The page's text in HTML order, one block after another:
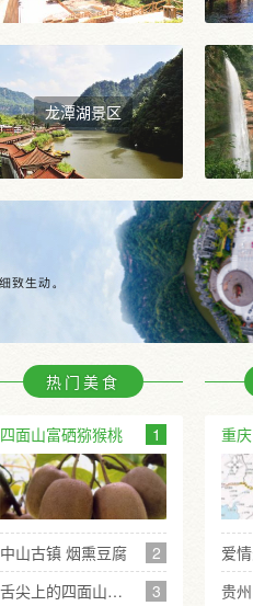
龙潭湖景区
热门美食
四面山富硒猕猴桃 1
中山古镇 烟熏豆腐
2
舌尖上的四面山之竹荪
3
重
贵